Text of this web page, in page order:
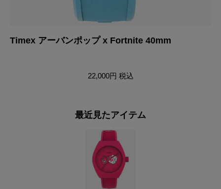
Timex アーバンポップ x Fortnite 40mm
22,000円 税込
最近見たアイテム